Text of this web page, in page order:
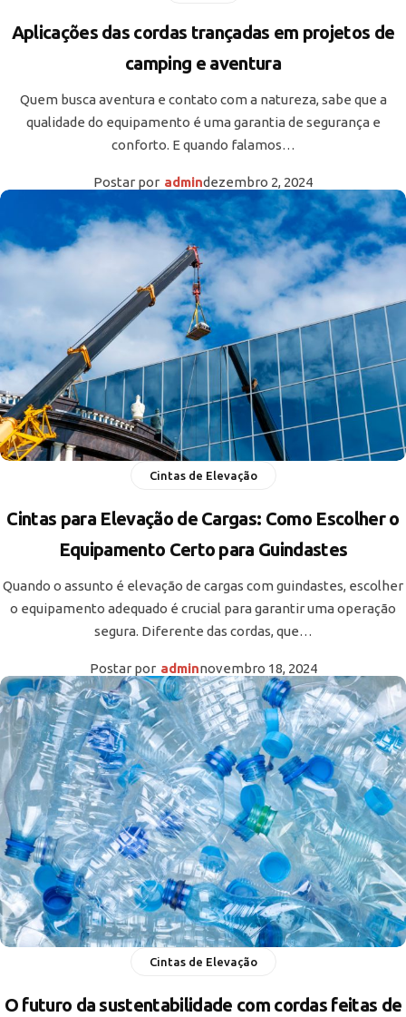
Aplicações das cordas trançadas em projetos de
camping e aventura
Quem busca aventura e contato com a natureza, sabe que a
qualidade do equipamento é uma garantia de segurança e
conforto. E quando falamos…
Postar por admindezembro 2, 2024
Cintas de Elevação
Cintas para Elevação de Cargas: Como Escolher o
Equipamento Certo para Guindastes
Quando o assunto é elevação de cargas com guindastes, escolher
o equipamento adequado é crucial para garantir uma operação
segura. Diferente das cordas, que…
Postar por adminnovembro 18, 2024
Cintas de Elevação
O futuro da sustentabilidade com cordas feitas de